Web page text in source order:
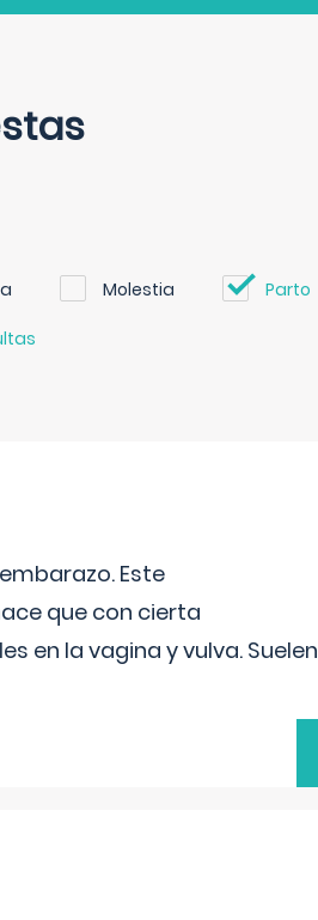
Molestia Parto
Este
que con cierta
en la vagina y vulva. Suelen